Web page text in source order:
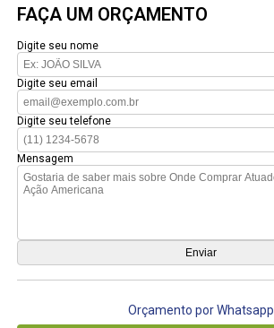
FAÇA UM ORÇAMENTO
Digite seu nome
Digite seu email
Digite seu telefone
Mensagem
Orçamento por Whatsapp